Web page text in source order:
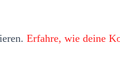
Erfahre, wie deine